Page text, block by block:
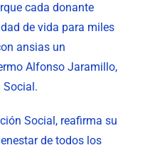
cada donante
de vida para miles
ansias un
Alfonso Jaramillo,
Social.
Social, reafirma su
de todos los